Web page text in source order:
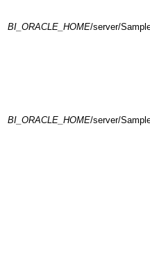
BI_ORACLE_HOME/server/
BI_ORACLE_HOME/server/